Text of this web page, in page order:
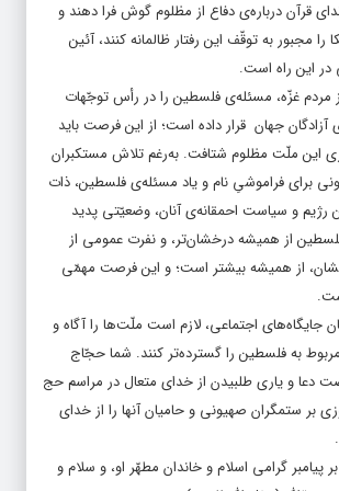
قرآن درباره‌ی دفاع از مظلوم گوش فرا دهند و
مجبور به توقّف این رفتار ظالمانه کنند، آئین
این راه است.
مردم غزّه، مسئله‌ی فلسطین را در رأس توجّهات
آزادگان جهان قرار داده است؛ از این فرصت باید
این ملّت مظلوم شتافت. به‌رغم تلاش مستکبران
برای فراموشیِ نام و یاد مسئله‌ی فلسطین، ذات
رژیم و سیاست احمقانه‌ی آنان، وضعیّتی پدید
فلسطین از همیشه درخشان‌تر، و نفرت عمومی از
از همیشه بیشتر است؛ و این فرصت مهمّی
جایگاه‌های اجتماعی، لازم است ملّت‌ها را آگاه و
به فلسطین را گسترده‌تر کنند. شما حجّاج
دعا و یاری طلبیدن از خدای متعال در مراسم حج
بر ستمگران صهیونی و حامیان آنها را از خدای
پیامبر گرامی اسلام و خاندان مطهّر او، و سلام و